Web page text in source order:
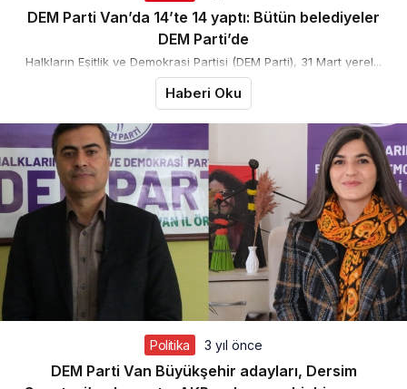
DEM Parti Van’da 14’te 14 yaptı: Bütün belediyeler
DEM Parti’de
Halkların Eşitlik ve Demokrasi Partisi (DEM Parti), 31 Mart yerel...
Haberi Oku
Politika 3 yıl önce
DEM Parti Van Büyükşehir adayları, Dersim